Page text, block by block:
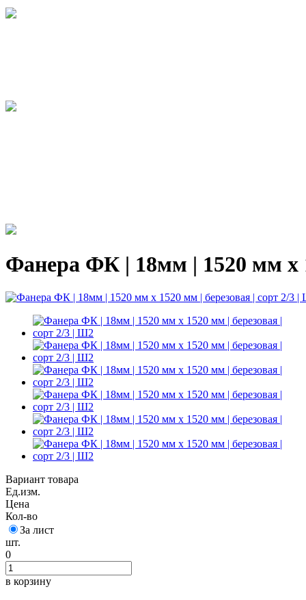
Фанера ФК | 18мм | 1520 мм х
Вариант товара
Ед.изм.
Цена
Кол-во
За лист
шт.
0
в корзину